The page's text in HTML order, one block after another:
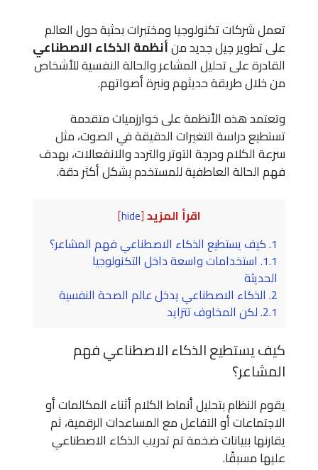
تعمل شركات تكنولوجيا ومختبرات بحثية حول العالم
على تطوير جيل جديد منأنظمة الذكاء الاصطناعي
القادرة على تحليل المشاعر والحالة النفسية للأشخاص
من خلال طريقة حديثهم ونبرة أصواتهم.
وتعتمد هذه الأنظمة على خوارزميات متقدمة
تستطيع دراسة التغيرات الدقيقة في الصوت، مثل
سرعة الكلام ودرجة التوتر والتردد والانفعالات، بهدف
فهم الحالة العاطفية للمستخدم بشكل أكثر دقة.
اقرأ المزيد[
hide
]
1. كيف يستطيع الذكاء الاصطناعي فهم المشاعر؟
1.1. استخدامات واسعة داخل التكنولوجيا
الحديثة
2. الذكاء الاصطناعي يدخل عالم الصحة النفسية
2.1. لكن المخاوف تتزايد
كيف يستطيع الذكاء الاصطناعي فهم
المشاعر؟
يقوم النظام بتحليل أنماط الكلام أثناء المكالمات أو
الاجتماعات أو التفاعل مع المساعدات الرقمية، ثم
يقارنها ببيانات ضخمة تم تدريب الذكاء الاصطناعي
عليها مسبقًا.